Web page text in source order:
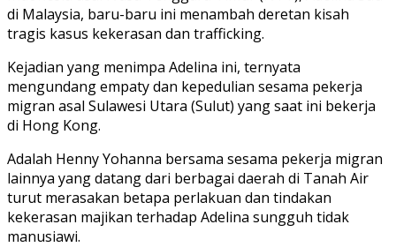
di Malaysia, baru-baru ini menambah deretan kisah
tragis kasus kekerasan dan trafficking.
Kejadian yang menimpa Adelina ini, ternyata
mengundang empaty dan kepedulian sesama pekerja
migran asal Sulawesi Utara (Sulut) yang saat ini bekerja
di Hong Kong.
Adalah Henny Yohanna bersama sesama pekerja migran
lainnya yang datang dari berbagai daerah di Tanah Air
turut merasakan betapa perlakuan dan tindakan
kekerasan majikan terhadap Adelina sungguh tidak
manusiawi.